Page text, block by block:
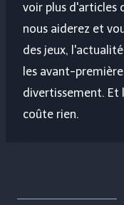
voir plus d'articles
nous aiderez et
des jeux,
les avant-
divertissement. Et
coûte rien.